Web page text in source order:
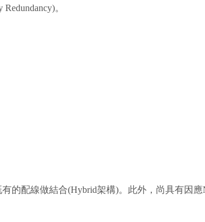
。
的配線做結合(Hybrid架構)。此外，尚具有因